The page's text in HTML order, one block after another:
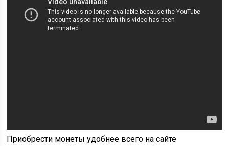
Приобрести монеты удобнее всего на сайте